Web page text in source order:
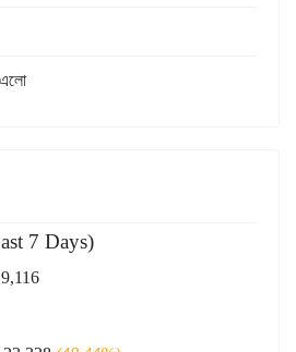
এলো
7 Days)